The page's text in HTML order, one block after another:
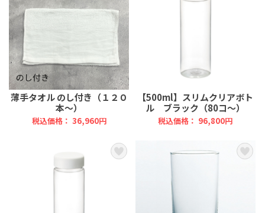
薄手タオル のし付き（１２０
本～）
税込価格： 36,960円
【500ml】スリムクリアボト
ル ブラック（80コ～）
税込価格： 96,800円